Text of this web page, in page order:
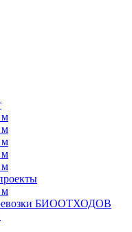
м
м
м
м
м
м
БИООТХОДОВ